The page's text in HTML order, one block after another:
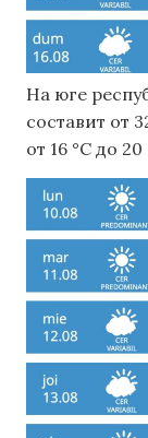
На юге
составит от
от 16 °C до 20